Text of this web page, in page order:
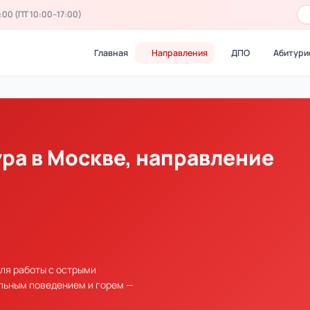
(ПТ 10:00–17:00)
Главная Направления ДПО
в Москве, направление
работы с острыми
поведением и горем —